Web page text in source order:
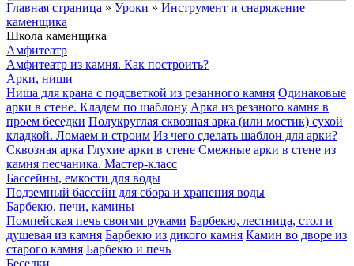
Главная страница » Уроки » Инструмент и снаряжение
каменщика
Школа каменщика
Амфитеатр
Амфитеатр из камня. Как построить?
Арки, ниши
Ниша для крана с подсветкой из резанного камня Одинаковые
арки в стене. Кладем по шаблону Арка из резаного камня в
проем беседки Полукруглая сквозная арка (или мостик) сухой
кладкой. Ломаем и строим Из чего сделать шаблон для арки?
Сквозная арка Глухие арки в стене Смежные арки в стене из
камня песчаника. Мастер-класс
Бассейны, емкости для воды
Подземный бассейн для сбора и хранения воды
Барбекю, печи, камины
Помпейская печь своими руками Барбекю, лестница, стол и
душевая из камня Барбекю из дикого камня Камин во дворе из
старого камня Барбекю и печь